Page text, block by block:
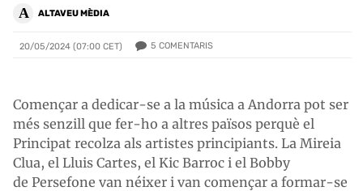
A ALTAVEU MÈDIA
20/05/2024 (07:00 CET) 5 COMENTARIS
Començar a dedicar-se a la música a Andorra pot ser
més senzill que fer-ho a altres països perquè el
Principat recolza als artistes principiants. La Mireia
Clua, el Lluis Cartes, el Kic Barroc i el Bobby
de Persefone van néixer i van començar a formar-se